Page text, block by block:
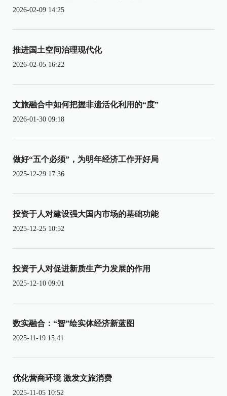
2026-02-09 14:25
推进国土空间治理现代化
2026-02-05 16:22
文旅融合中如何把握非遗活化利用的“度”
2026-01-30 09:18
做好“五个必须”，为明年经济工作开好局
2025-12-29 17:36
投资于人对建设强大国内市场的基础功能
2025-12-25 10:52
投资于人对促进新质生产力发展的作用
2025-12-10 09:01
数实融合：“智”绘实体经济新蓝图
2025-11-19 15:41
优化营商环境 激发文旅消费
2025-11-05 10:52